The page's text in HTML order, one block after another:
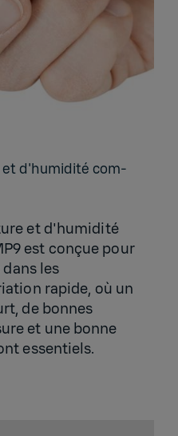
et d'hu­mi­dité com­
et d'humidité
est conçue pour
les
rapide, où un
de bonnes
et une bonne
essentiels.